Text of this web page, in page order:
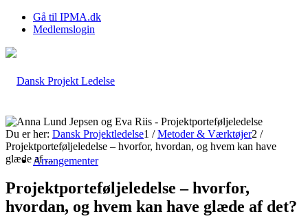
Gå til IPMA.dk
Medlemslogin
Arrangementer
Du er her: Dansk Projektledelse1 / Metoder & Værktøjer2 /
Projektporteføljeledelse – hvorfor, hvordan, og hvem kan have
glæde af ...
Projektporteføljeledelse – hvorfor,
hvordan, og hvem kan have glæde af det?